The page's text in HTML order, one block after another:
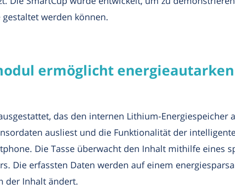
werden können.
ermöglicht
das den internen Lithium-Energiespeicher
ausliest und die Funktionalität der
Die Tasse überwacht den Inhalt mithilfe eines
Die erfassten Daten werden auf einem
der Inhalt ändert.